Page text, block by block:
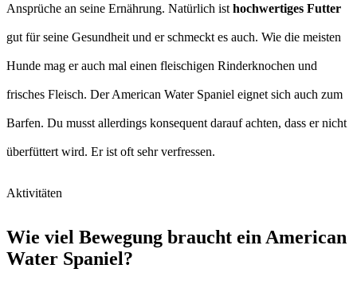
Ansprüche an seine Ernährung. Natürlich ist hochwertiges Futter
gut für seine Gesundheit und er schmeckt es auch. Wie die meisten
Hunde mag er auch mal einen fleischigen Rinderknochen und
frisches Fleisch. Der American Water Spaniel eignet sich auch zum
Barfen. Du musst allerdings konsequent darauf achten, dass er nicht
überfüttert wird. Er ist oft sehr verfressen.
Aktivitäten
Wie viel Bewegung braucht ein American
Water Spaniel?